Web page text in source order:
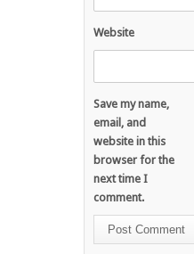
Website
Save my name,
email, and
website in this
browser for the
next time I
comment.